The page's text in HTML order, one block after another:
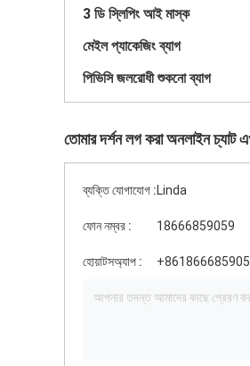
3 ডি স্লিপিং আই মাস্ক
মেইল প্যাকেজিং ব্যাগ
পিভিসি জলরোধী শুকনো ব্যাগ
তোমার দর্শন লগ করা অনলাইন চ্যাট
ব্যক্তি যোগাযোগ :Linda
ফোন নম্বর : 18666859059
হোয়াটসঅ্যাপ :